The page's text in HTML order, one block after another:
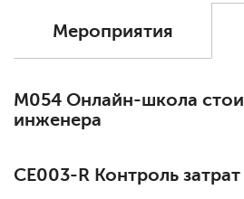
Мероприятия
М054 Онлайн-школа
инженера
СЕ003-R Контроль